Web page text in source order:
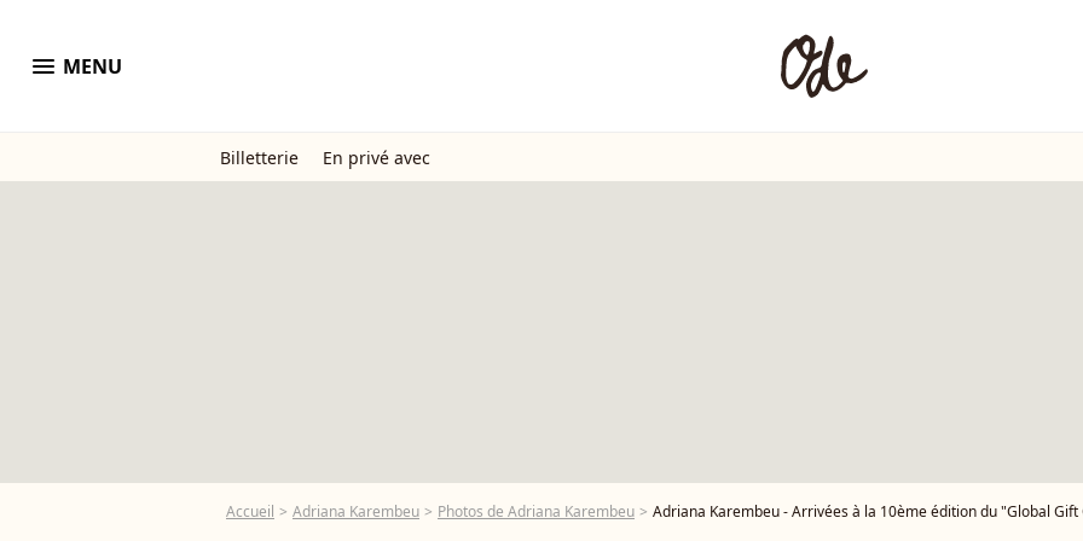
menu MENU
Billetterie En privé avec
Accueil Adriana Karembeu Photos de Adriana Karembeu Adriana Karembeu - Arrivées à la 10ème édition du "Global Gift Gala 2022" au Four Seasons Hotel